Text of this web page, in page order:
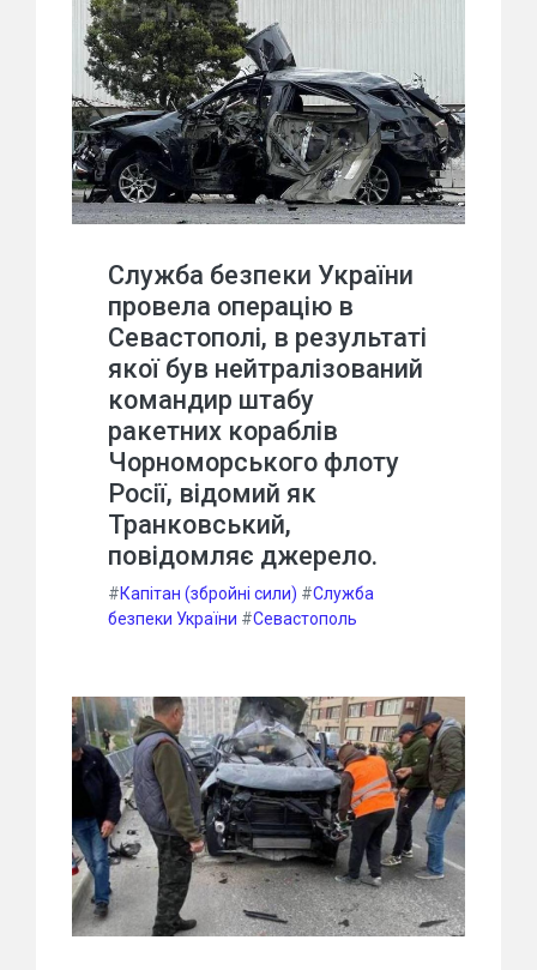
Служба безпеки України
провела операцію в
Севастополі, в результаті
якої був нейтралізований
командир штабу
ракетних кораблів
Чорноморського флоту
Росії, відомий як
Транковський,
повідомляє джерело.
#Капітан (збройні сили) #Служба
безпеки України #Севастополь